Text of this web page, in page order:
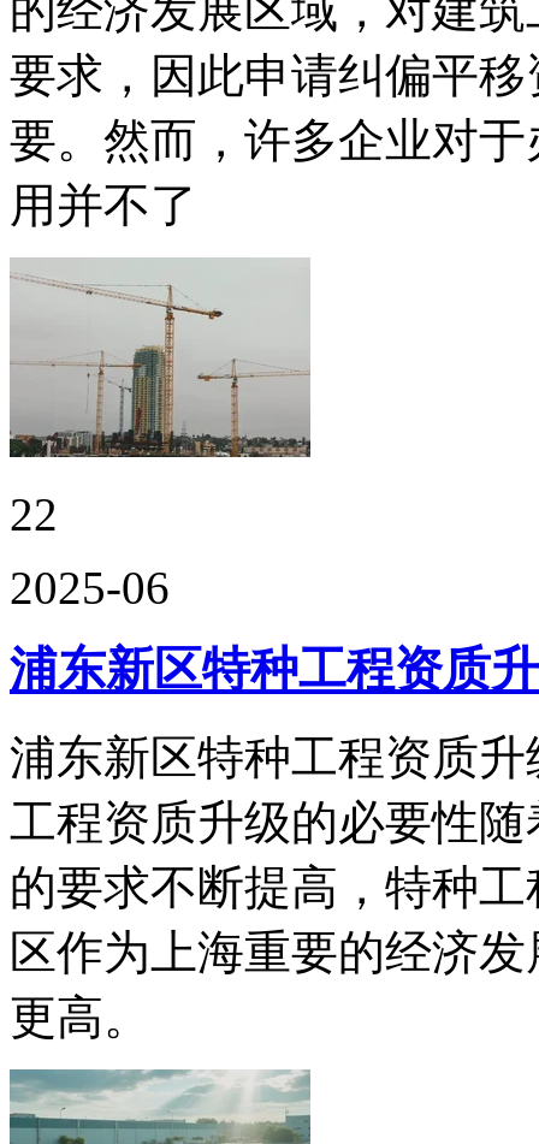
要求，因此申请纠偏平
要。然而，许多企业对
用并不了
22
2025-06
浦东新区特种工程资质
浦东新区特种工程资质
工程资质升级的必要性
的要求不断提高，特种
区作为上海重要的经济
更高。